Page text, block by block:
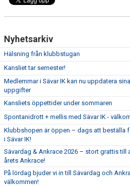
Nyhetsarkiv
Hälsning från klubbstugan
Kansliet tar semester!
Medlemmar i Sävar IK kan nu uppdatera
uppgifter
Kansliets öppettider under sommaren
Spontanidrott + mellis med Sävar IK -
Klubbshopen är öppen – dags att beställa
i Sävar IK!
Sävardag & Ankrace 2026 – stort grattis till
årets Ankrace!
På lördag bjuder vi in till Sävardag och
välkommen!